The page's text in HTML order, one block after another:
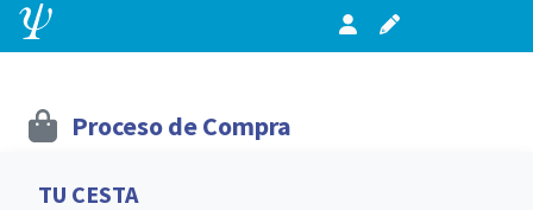
Proceso de Compra
TU CESTA